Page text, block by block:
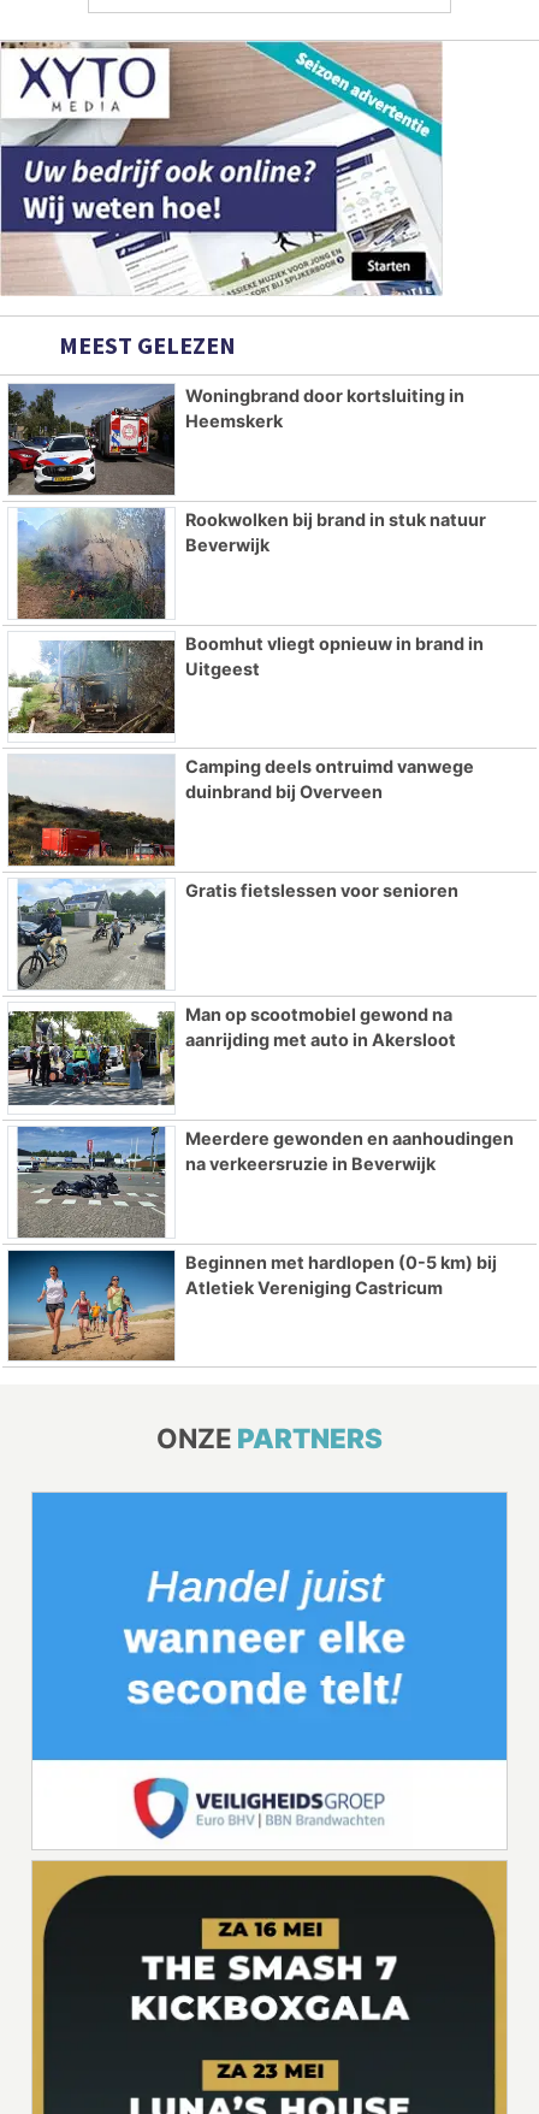
MEEST GELEZEN
Woningbrand door kortsluiting in
Heemskerk
Rookwolken bij brand in stuk natuur
Beverwijk
Boomhut vliegt opnieuw in brand in
Uitgeest
Camping deels ontruimd vanwege
duinbrand bij Overveen
Gratis fietslessen voor senioren
Man op scootmobiel gewond na
aanrijding met auto in Akersloot
Meerdere gewonden en aanhoudingen
na verkeersruzie in Beverwijk
Beginnen met hardlopen (0-5 km) bij
Atletiek Vereniging Castricum
ONZE PARTNERS